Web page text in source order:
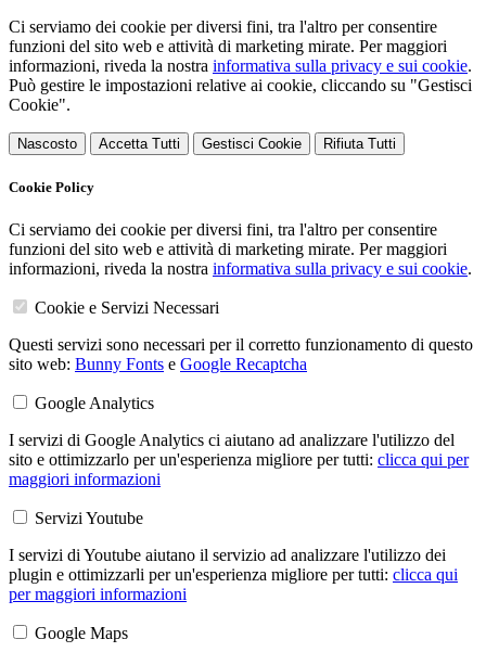
Ci serviamo dei cookie per diversi fini, tra l'altro per consentire
funzioni del sito web e attività di marketing mirate. Per maggiori
informazioni, riveda la nostra informativa sulla privacy e sui cookie.
Può gestire le impostazioni relative ai cookie, cliccando su "Gestisci
Cookie".
Nascosto Accetta Tutti Gestisci Cookie Rifiuta Tutti
Cookie Policy
Ci serviamo dei cookie per diversi fini, tra l'altro per consentire
funzioni del sito web e attività di marketing mirate. Per maggiori
informazioni, riveda la nostra informativa sulla privacy e sui cookie.
Cookie e Servizi Necessari
Questi servizi sono necessari per il corretto funzionamento di questo
sito web: Bunny Fonts e Google Recaptcha
Google Analytics
I servizi di Google Analytics ci aiutano ad analizzare l'utilizzo del
sito e ottimizzarlo per un'esperienza migliore per tutti: clicca qui per
maggiori informazioni
Servizi Youtube
I servizi di Youtube aiutano il servizio ad analizzare l'utilizzo dei
plugin e ottimizzarli per un'esperienza migliore per tutti: clicca qui
per maggiori informazioni
Google Maps